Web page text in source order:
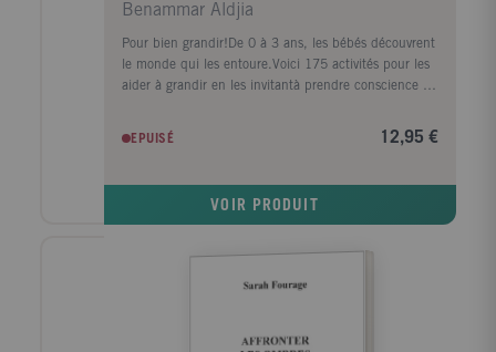
Benammar Aldjia
Pour bien grandir!De 0 à 3 ans, les bébés découvrent
le monde qui les entoure.Voici 175 activités pour les
aider à grandir en les invitantà prendre conscience de
communiquer, à développer leur créativité et petit à
EPUISÉ 12,95 €
VOIR PRODUIT